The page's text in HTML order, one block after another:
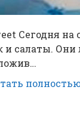
Сегодня на
и салаты. Они